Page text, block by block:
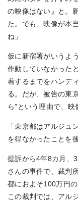
の映像はない』と。
た。でも、映像が本
ね」
仮に新宿署がいうよ
作動していなかった
着するまでをハンデ
る。だが、被告の東
ら”という理由で、映
「東京都はアルジュ
を得なかったことを
提訴から4年8カ月、
さんの事件で、裁判
都におよそ100万円の
この裁判では、アル